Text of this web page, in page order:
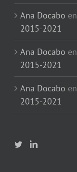
Ana Docabo en
2015-2021
Ana Docabo en
2015-2021
Ana Docabo en
2015-2021